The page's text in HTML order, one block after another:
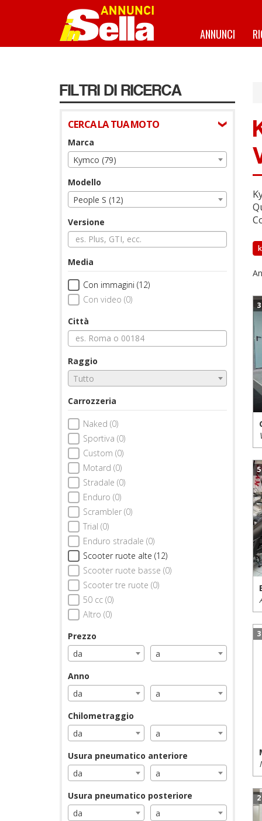
ANNUNCI
FILTRI DI RICERCA
CERCA LA TUA MOTO
Marca
Kymco (79)
Modello
People S (12)
Versione
Media
Con immagini (12)
Con video (0)
Città
Raggio
Tutto
Carrozzeria
Naked (0)
Sportiva (0)
Custom (0)
Motard (0)
Stradale (0)
Enduro (0)
Scrambler (0)
Trial (0)
Enduro stradale (0)
Scooter ruote alte (12)
Scooter ruote basse (0)
Scooter tre ruote (0)
50 cc (0)
Altro (0)
Prezzo
da
a
Anno
da
a
Chilometraggio
da
a
Usura pneumatico anteriore
da
a
Usura pneumatico posteriore
da
a